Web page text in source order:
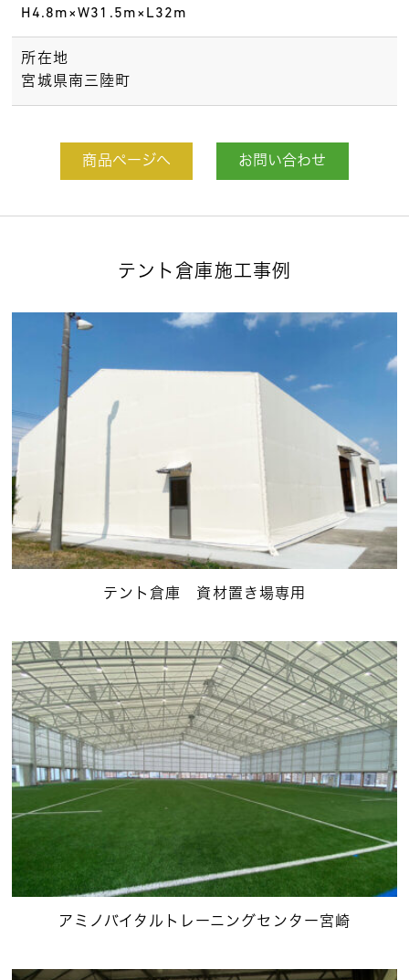
H4.8m×W31.5m×L32m
所在地
宮城県南三陸町
商品ページへ お問い合わせ
テント倉庫施工事例
テント倉庫 資材置き場専用
アミノバイタルトレーニングセンター宮崎